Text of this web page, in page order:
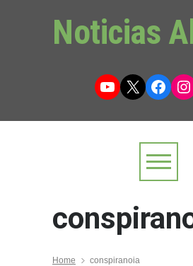
Noticias
YouTube
X
Home conspiranoia